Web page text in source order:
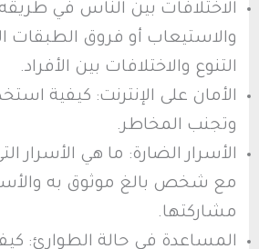
الاختلافات بين الناس في
والاستيعاب أو فروق الطبقات
التنوع والاختلافات بين الأفراد.
الأمان على الإنترنت: كيفية
وتجنب المخاطر.
الأسرار الضارة: ما هي الأسرار
مع شخص بالغ موثوق به
مشاركتها.
المساعدة في حالة الطوارئ: